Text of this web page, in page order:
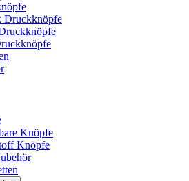
Druckknöpfe
Knöpfe
Knöpfe